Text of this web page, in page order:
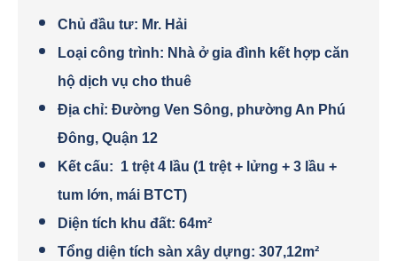
Chủ đầu tư: Mr. Hải
Loại công trình: Nhà ở gia đình kết hợp căn
hộ dịch vụ cho thuê
Địa chỉ: Đường Ven Sông, phường An Phú
Đông, Quận 12
Kết cấu: 1 trệt 4 lầu (1 trệt + lửng + 3 lầu +
tum lớn, mái BTCT)
Diện tích khu đất: 64m²
Tổng diện tích sàn xây dựng: 307,12m²